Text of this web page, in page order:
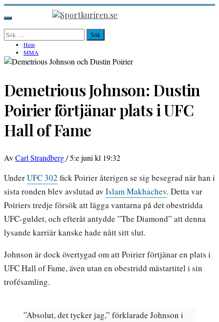
Hoppa
till
innehåll
Sportkuriren.se
Primär
meny
Sök
efter: Hem
MMA
Demetrious Johnson: Dustin
Poirier förtjänar plats i UFC
Hall of Fame
AvCarl Strandberg/5:e juni kl 19:32
UnderUFC 302 fick Poirier återigen se sig besegrad när han i
sista ronden blev avslutad av Islam Makhachev. Detta var
Poiriers tredje försök att lägga vantarna på det obestridda
UFC-guldet, och efteråt antydde ”The Diamond” att denna
lysande karriär kanske hade nått sitt slut.
Johnson är dock övertygad om att Poirier förtjänar en plats i
UFC Hall of Fame, även utan en obestridd mästartitel i sin
trofésamling.
”Absolut, det tycker jag,” förklarade Johnson i